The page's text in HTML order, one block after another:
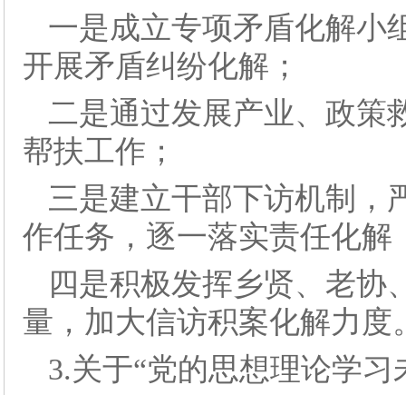
一是成立专项矛盾化解小
开展矛盾纠纷化解；
二是通过发展产业、政策
帮扶工作；
三是建立干部下访机制，
作任务，逐一落实责任化解
四是积极发挥乡贤、老协
量，加大信访积案化解力度
3.关于“党的思想理论学